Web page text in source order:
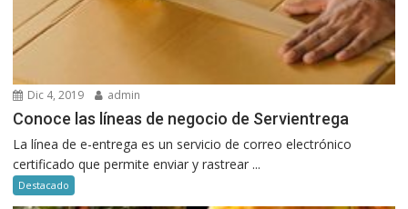
Dic 4, 2019 admin
Conoce las líneas de negocio de Servientrega
La línea de e-entrega es un servicio de correo electrónico
certificado que permite enviar y rastrear ...
Destacado